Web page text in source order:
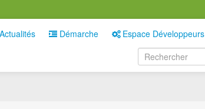
Actualités Démarche Espace Développeurs